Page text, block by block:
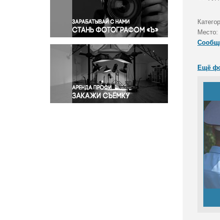
Правосудие
Происшествия и конфликты
Религия
Светская жизнь
Спорт
Экология
Экономика и бизнес
Место:
Ещё